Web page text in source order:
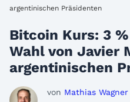
argentinischen Präsidenten
Bitcoin Kurs: 3
Wahl von Javier
argentinischen
von Mathias Wagner